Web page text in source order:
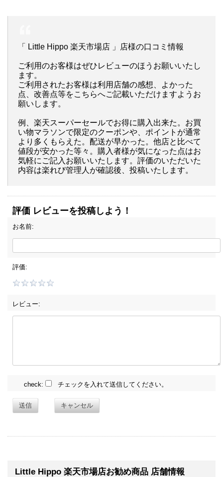
「 Little Hippo 楽天市場店 」店様の口コミ情報
ご利用のお客様はぜひレビューのほうお願いいたし
ます。
ご利用されたお客様は利用店舗の感想、よかった
点、改善点等をこちらへご記載いただけますようお
願いします。
例、楽天スーパーセールでお得に購入出来た。お買
い物マラソンで限定のクーポンや、ポイントが通常
より多くもらえた。配送が早かった。他店と比べて
値段が安かった等々。購入者様が気になった点はお
気軽にご記入お願いいたします。評価のいただいた
内容は楽れび管理人が確認後、投稿いたします。
評価 レビューを投稿しよう！
お名前:
評価:
レビュー:
check: チェックを入れて送信してください。
送信 キャンセル
Little Hippo 楽天市場店お勧め商品 店舗情報